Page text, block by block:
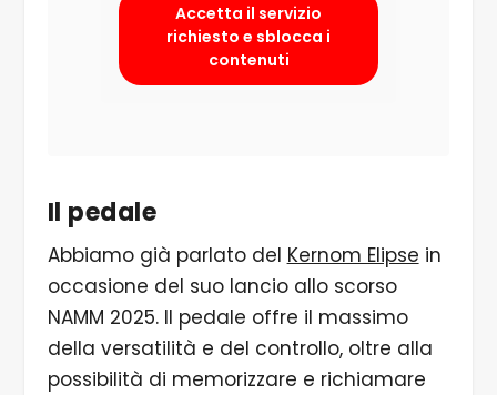
Accetta il servizio
richiesto e sblocca i
contenuti
Il pedale
Abbiamo già parlato del Kernom Elipse in
occasione del suo lancio allo scorso
NAMM 2025. Il pedale offre il massimo
della versatilità e del controllo, oltre alla
possibilità di memorizzare e richiamare